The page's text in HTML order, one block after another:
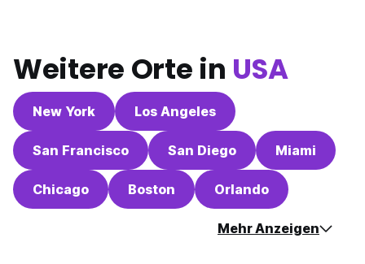
Weitere Orte in USA
New York Los Angeles
San Francisco San Diego Miami
Chicago Boston Orlando
Mehr Anzeigen